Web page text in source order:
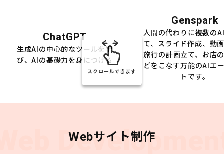
ChatGPT
生成AIの中心的なツールを学
び、AIの基礎力を身につける
Genspark
人間の代わりに複数の
て、スライド作成、動
旅行の計画立て、お店
どをこなす万能のAIエ
トです。
スクロールできます
Webサイト制作